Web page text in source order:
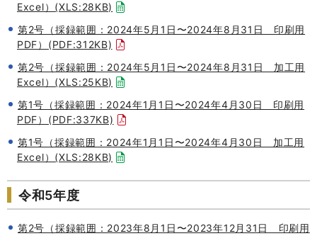
Excel）(XLS:28KB)
第2号（採録範囲：2024年5月1日〜2024年8月31日 印刷用
PDF）(PDF:312KB)
第2号（採録範囲：2024年5月1日〜2024年8月31日 加工用
Excel）(XLS:25KB)
第1号（採録範囲：2024年1月1日〜2024年4月30日 印刷用
PDF）(PDF:337KB)
第1号（採録範囲：2024年1月1日〜2024年4月30日 加工用
Excel）(XLS:28KB)
令和5年度
第2号（採録範囲：2023年8月1日〜2023年12月31日 印刷用